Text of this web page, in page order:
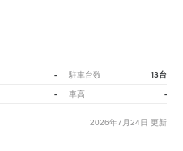
- 駐車台数 13台
- 車高 -
2026年7月24日 更新